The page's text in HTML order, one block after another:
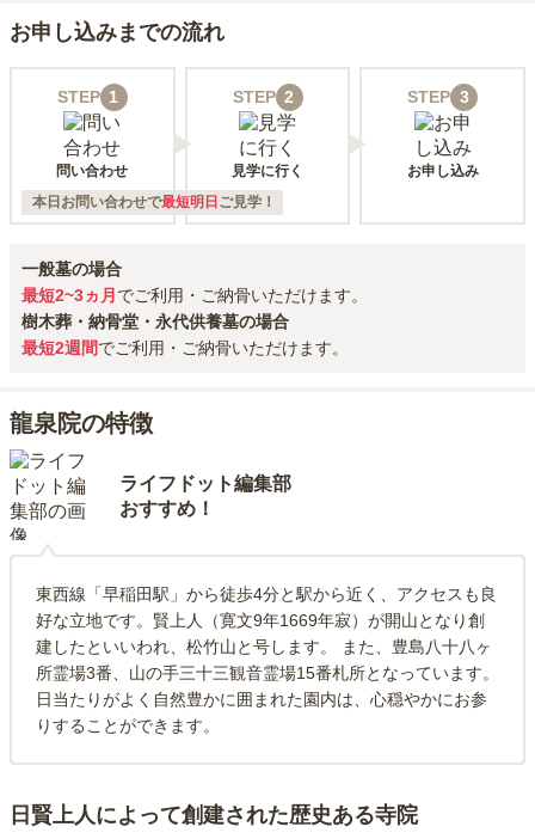
お申し込みまでの流れ
STEP 1
問い合わせ
STEP 2
見学に行く
STEP 3
お申し込み
本日お問い合わせで最短明日 ご見学！
一般墓の場合
最短2~3ヵ月でご利用・ご納骨いただけます。
樹木葬・納骨堂・永代供養墓の場合
最短2週間でご利用・ご納骨いただけます。
龍泉院の特徴
ライフドット編集部
おすすめ！
東西線「早稲田駅」から徒歩4分と駅から近く、アクセスも良
好な立地です。賢上人（寛文9年1669年寂）が開山となり創
建したといいわれ、松竹山と号します。 また、豊島八十八ヶ
所霊場3番、山の手三十三観音霊場15番札所となっています。
日当たりがよく自然豊かに囲まれた園内は、心穏やかにお参
りすることができます。
日賢上人によって創建された歴史ある寺院